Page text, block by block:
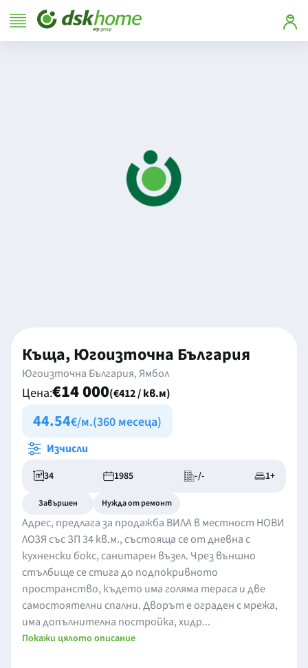
Къща, Югоизточна България
Югоизточна България, Ямбол
Цена:€14 000(€412 / кв.м)
44.54€/м.(360 месеца)
Изчисли
34 1985 -/- 1+
Завършен Нужда от ремонт
Адрес, предлага за продажба ВИЛА в местност НОВИ
ЛОЗЯ със ЗП 34 кв.м., състояща се от дневна с
кухненски бокс, санитарен възел. Чрез външно
стълбище се стига до подпокривното
пространство, където има голяма тераса и две
самостоятелни спални. Дворът е ограден с мрежа,
има допълнителна постройка, хидр...
Покажи цялото описание